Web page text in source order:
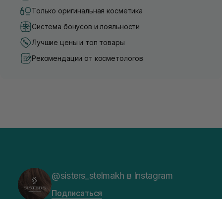
Только оригинальная косметика
Система бонусов и лояльности
Лучшие цены и топ товары
Рекомендации от косметологов
@sisters_stelmakh в Instagram
Подписаться